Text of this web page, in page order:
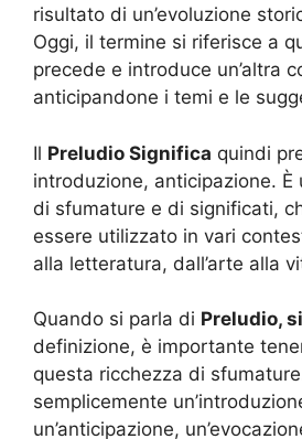
risultato di un’evoluzione
Oggi, il termine si riferisce a
precede e introduce un’altra
anticipandone i temi e le
Il Preludio Significa quindi
introduzione, anticipazione. È
di sfumature e di significati,
essere utilizzato in vari
alla letteratura, dall’arte alla
Quando si parla di Preludio,
definizione, è importante
questa ricchezza di
semplicemente
un’anticipazione,